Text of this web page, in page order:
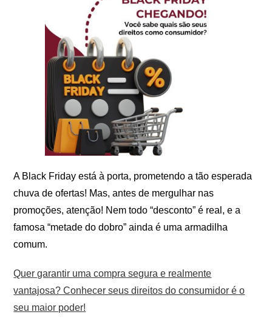
A Black Friday está à porta, prometendo a tão esperada
chuva de ofertas! Mas, antes de mergulhar nas
promoções, atenção! Nem todo “desconto” é real, e a
famosa “metade do dobro” ainda é uma armadilha
comum.
Quer garantir uma compra segura e realmente
vantajosa? Conhecer seus direitos do consumidor é o
seu maior poder!